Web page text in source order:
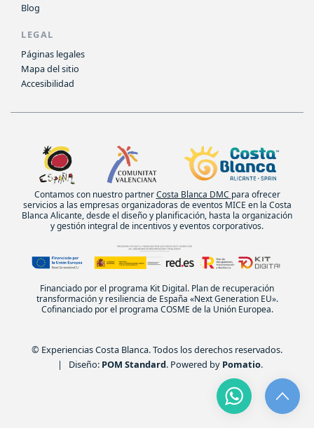
Blog
LEGAL
Páginas legales
Mapa del sitio
Accesibilidad
Contamos con nuestro partnerCosta Blanca DMC para ofrecer
servicios a las empresas organizadoras de eventos MICE en la Costa
Blanca Alicante, desde el diseño y planificación, hasta la organización
y gestión integral de incentivos y eventos corporativos.
Financiado por el programa Kit Digital. Plan de recuperación
transformación y resiliencia de España «Next Generation EU».
Cofinanciado por el programa COSME de la Unión Europea.
© Experiencias Costa Blanca. Todos los derechos reservados.
| Diseño: POM Standard. Powered by Pomatio.